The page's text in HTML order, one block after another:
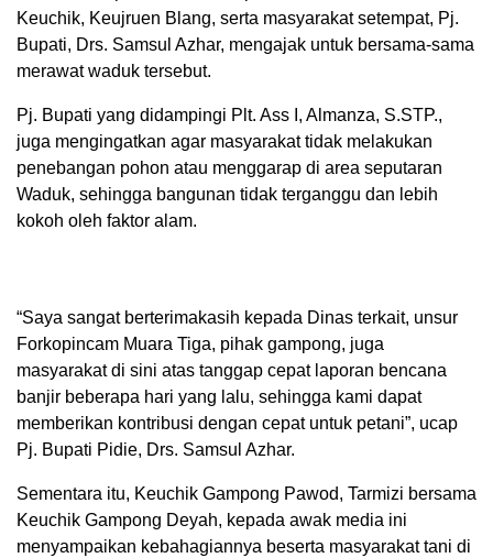
Keuchik, Keujruen Blang, serta masyarakat setempat, Pj.
Bupati, Drs. Samsul Azhar, mengajak untuk bersama-sama
merawat waduk tersebut.
Pj. Bupati yang didampingi Plt. Ass I, Almanza, S.STP.,
juga mengingatkan agar masyarakat tidak melakukan
penebangan pohon atau menggarap di area seputaran
Waduk, sehingga bangunan tidak terganggu dan lebih
kokoh oleh faktor alam.
“Saya sangat berterimakasih kepada Dinas terkait, unsur
Forkopincam Muara Tiga, pihak gampong, juga
masyarakat di sini atas tanggap cepat laporan bencana
banjir beberapa hari yang lalu, sehingga kami dapat
memberikan kontribusi dengan cepat untuk petani”, ucap
Pj. Bupati Pidie, Drs. Samsul Azhar.
Sementara itu, Keuchik Gampong Pawod, Tarmizi bersama
Keuchik Gampong Deyah, kepada awak media ini
menyampaikan kebahagiannya beserta masyarakat tani di